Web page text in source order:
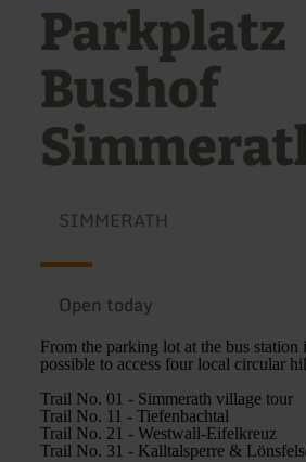
Parkplatz
Bushof
SIMMERATH
Open today
From the parking lot at the bus station
possible to access four local circular
Trail No. 01 - Simmerath village tour
Trail No. 11 - Tiefenbachtal
Trail No. 21 - Westwall-Eifelkreuz
Trail No. 31 - Kalltalsperre &